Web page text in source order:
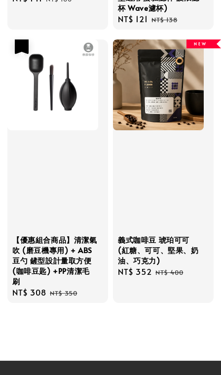
杯 Wave濾杯)
Sale
NT$ 121 Regular
NT$ 138
【優惠組合商品】清潔氣
吹 (磨豆機專用) + ABS
豆勺 鏟型設計量取方便
(咖啡豆匙) +PP清潔毛
刷
Sale
NT$ 308 Regular
NT$ 350
N E W
義式咖啡豆 琥珀可可
(紅糖、可可、堅果、奶
油、巧克力)
Sale
NT$ 352 Regular
NT$ 400